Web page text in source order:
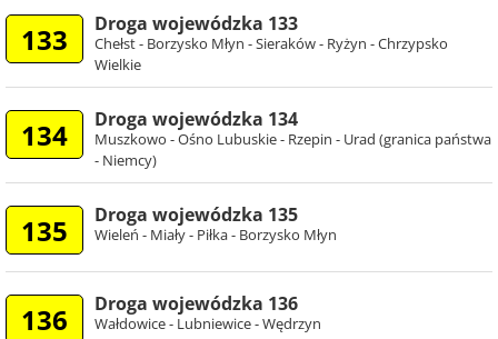
133 Droga wojewódzka 133
Chełst - Borzysko Młyn - Sieraków - Ryżyn - Chrzypsko
Wielkie
134 Droga wojewódzka 134
Muszkowo - Ośno Lubuskie - Rzepin - Urad (granica państwa
- Niemcy)
135 Droga wojewódzka 135
Wieleń - Miały - Piłka - Borzysko Młyn
136 Droga wojewódzka 136
Wałdowice - Lubniewice - Wędrzyn